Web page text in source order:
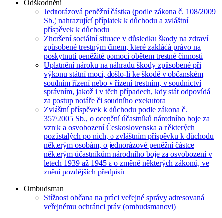
Odškodnění
Jednorázová peněžní částka (podle zákona č. 108/2009
Sb.) nahrazující příplatek k důchodu a zvláštní
příspěvek k důchodu
Zhoršení sociální situace v důsledku škody na zdraví
způsobené trestným činem, které zakládá právo na
poskytnutí peněžité pomoci obětem trestné činnosti
Uplatnění nároku na náhradu škody způsobené při
výkonu státní moci, došlo-li ke škodě v občanském
soudním řízení nebo v řízení trestním, v soudnictví
správním, jakož i v těch případech, kdy stát odpovídá
za postup notáře či soudního exekutora
Zvláštní příspěvek k důchodu podle zákona č.
357/2005 Sb., o ocenění účastníků národního boje za
vznik a osvobození Československa a některých
pozůstalých po nich, o zvláštním příspěvku k důchodu
některým osobám, o jednorázové peněžní částce
některým účastníkům národního boje za osvobození v
letech 1939 až 1945 a o změně některých zákonů, ve
znění pozdějších předpisů
Ombudsman
Stížnost občana na práci veřejné správy adresovaná
veřejnému ochránci práv (ombudsmanovi)